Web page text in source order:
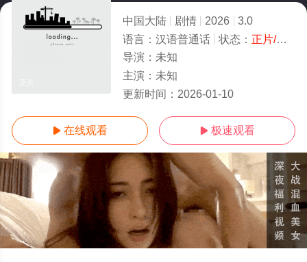
中国大陆 剧情 2026
3.0
语言： 汉语普通话 状态： 正片/高清
导演： 未知
主演： 未知
更新时间： 2026-01-10
 在线观看  极速观看